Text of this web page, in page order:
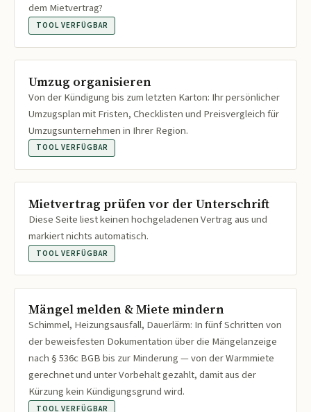
dem Mietvertrag?
TOOL VERFÜGBAR
Umzug organisieren
Von der Kündigung bis zum letzten Karton: Ihr persönlicher
Umzugsplan mit Fristen, Checklisten und Preisvergleich für
Umzugsunternehmen in Ihrer Region.
TOOL VERFÜGBAR
Mietvertrag prüfen vor der Unterschrift
Diese Seite liest keinen hochgeladenen Vertrag aus und
markiert nichts automatisch.
TOOL VERFÜGBAR
Mängel melden & Miete mindern
Schimmel, Heizungsausfall, Dauerlärm: In fünf Schritten von
der beweisfesten Dokumentation über die Mängelanzeige
nach § 536c BGB bis zur Minderung — von der Warmmiete
gerechnet und unter Vorbehalt gezahlt, damit aus der
Kürzung kein Kündigungsgrund wird.
TOOL VERFÜGBAR